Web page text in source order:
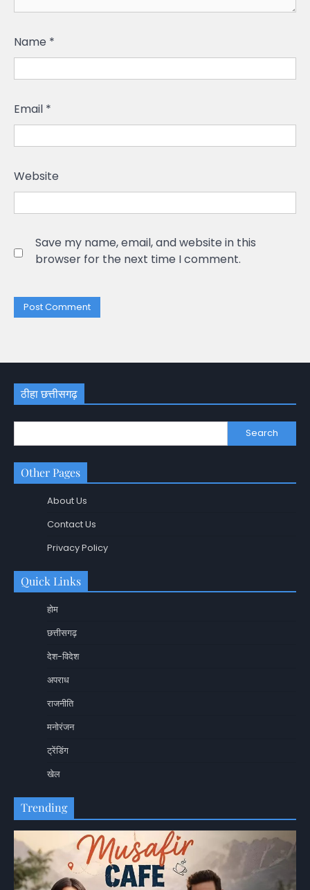
Name *
Email *
Website
Save my name, email, and website in this
browser for the next time I comment.
ठीहा छत्तीसगढ़
Search
Other Pages
About Us
Contact Us
Privacy Policy
Quick Links
होम
छत्तीसगढ़
देश-विदेश
अपराध
राजनीति
मनोरंजन
ट्रेंडिंग
खेल
Trending